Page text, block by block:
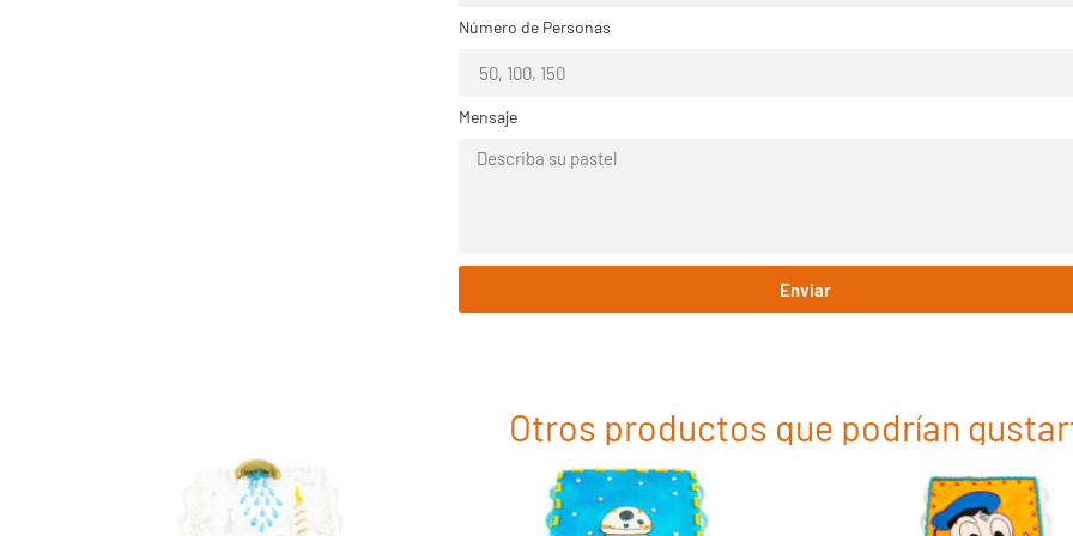
Número de Personas
Mensaje
Enviar
Otros productos que podrían